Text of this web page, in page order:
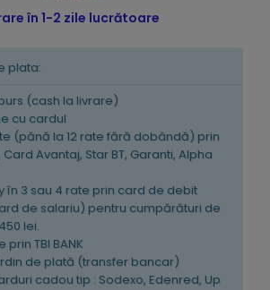
în 1-2 zile lucrătoare
plata:
(cash la livrare)
cu cardul
(pănă la 12 rate fără dobândă) prin
Avantaj, Star BT, Garanti, Alpha
în 3 sau 4 rate prin card de debit
de salariu) pentru cumpărături de
lei.
prin TBI BANK
de plată (transfer bancar)
cadou tip : Sodexo, Edenred, Up